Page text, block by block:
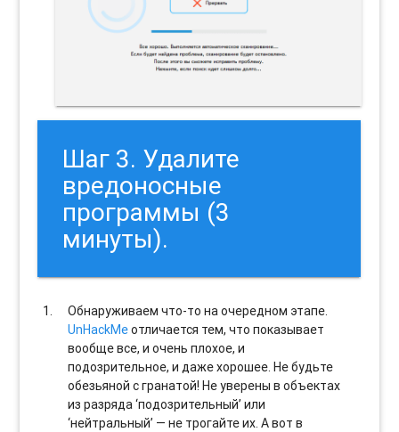
Шаг 3. Удалите
вредоносные
программы (3
минуты).
Обнаруживаем что-то на очередном этапе.
UnHackMeотличается тем, что показывает
вообще все, и очень плохое, и
подозрительное, и даже хорошее. Не будьте
обезьяной с гранатой! Не уверены в объектах
из разряда ‘подозрительный’ или
‘нейтральный’ — не трогайте их. А вот в